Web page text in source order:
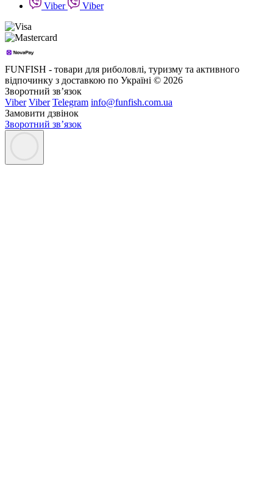
Viber
Viber
FUNFISH - товари для риболовлі, туризму та активного
відпочинку з доставкою по Україні © 2026
Зворотний зв’язок
Viber Viber Telegram info@funfish.com.ua
Замовити дзвінок
Зворотний зв’язок